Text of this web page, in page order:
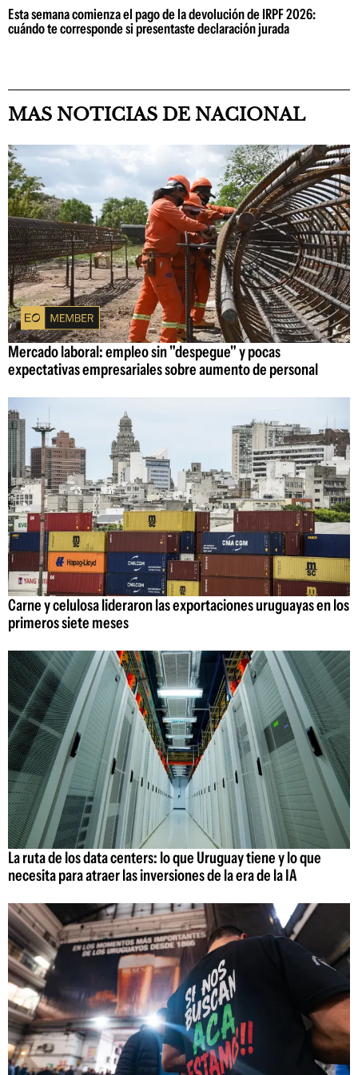
Esta semana comienza el pago de la devolución de IRPF 2026:
cuándo te corresponde si presentaste declaración jurada
MAS NOTICIAS DE NACIONAL
Mercado laboral: empleo sin "despegue" y pocas
expectativas empresariales sobre aumento de personal
Carne y celulosa lideraron las exportaciones uruguayas en los
primeros siete meses
La ruta de los data centers: lo que Uruguay tiene y lo que
necesita para atraer las inversiones de la era de la IA